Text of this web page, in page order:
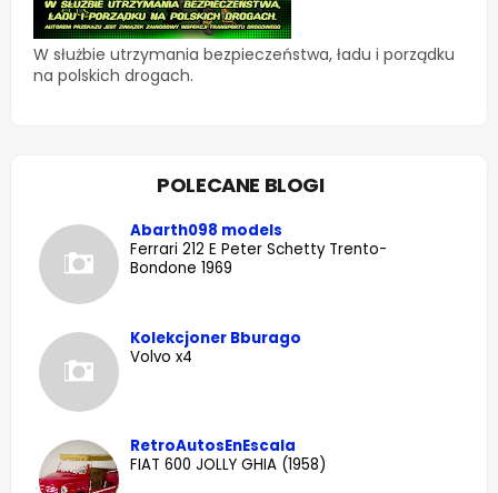
W służbie utrzymania bezpieczeństwa, ładu i porządku
na polskich drogach.
POLECANE BLOGI
Abarth098 models
Ferrari 212 E Peter Schetty Trento-
Bondone 1969
Kolekcjoner Bburago
Volvo x4
RetroAutosEnEscala
FIAT 600 JOLLY GHIA (1958)